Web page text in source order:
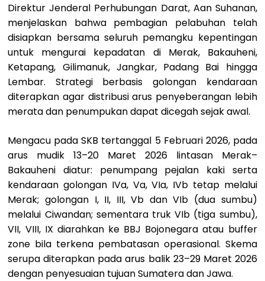
Direktur Jenderal Perhubungan Darat, Aan Suhanan,
menjelaskan bahwa pembagian pelabuhan telah
disiapkan bersama seluruh pemangku kepentingan
untuk mengurai kepadatan di Merak, Bakauheni,
Ketapang, Gilimanuk, Jangkar, Padang Bai hingga
Lembar. Strategi berbasis golongan kendaraan
diterapkan agar distribusi arus penyeberangan lebih
merata dan penumpukan dapat dicegah sejak awal.
Mengacu pada SKB tertanggal 5 Februari 2026, pada
arus mudik 13–20 Maret 2026 lintasan Merak–
Bakauheni diatur: penumpang pejalan kaki serta
kendaraan golongan IVa, Va, VIa, IVb tetap melalui
Merak; golongan I, II, III, Vb dan VIb (dua sumbu)
melalui Ciwandan; sementara truk VIb (tiga sumbu),
VII, VIII, IX diarahkan ke BBJ Bojonegara atau buffer
zone bila terkena pembatasan operasional. Skema
serupa diterapkan pada arus balik 23–29 Maret 2026
dengan penyesuaian tujuan Sumatera dan Jawa.